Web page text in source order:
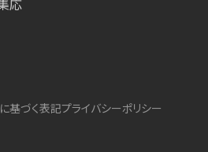
基づく表記プライバシーポリシー